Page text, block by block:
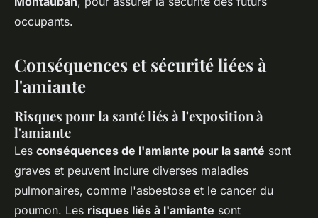
occupants.
Conséquences et sécurité liées à
l'amiante
Risques pour la santé liés à l'exposition à
l'amiante
Les conséquences de l'amiante pour la santé sont
graves et peuvent inclure diverses maladies
pulmonaires, comme l'asbestose et le cancer du
poumon. Les risques liés à l'amiante sont